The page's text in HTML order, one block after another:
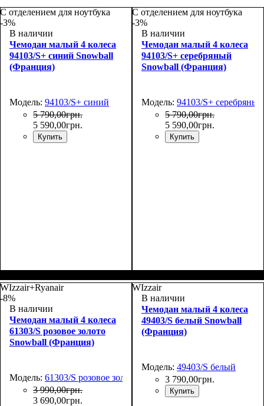
С отделением для ноутбука
-3%
В наличии
Чемодан малый 4 колеса
94103/S+ синий Snowball
(Франция)
Модель: 94103/S+ синий
5 790,00грн.
5 590,00грн.
Купить
55х39х22
С отделением для ноутбука
-3%
В наличии
Чемодан малый 4 колеса
94103/S+ серебряный
Snowball (Франция)
Модель: 94103/S+ серебряный
5 790,00грн.
5 590,00грн.
Купить
55х39х22
WIzzair+Ryanair
-8%
В наличии
Чемодан малый 4 колеса
61303/S розовое золото
Snowball (Франция)
Модель: 61303/S розовое золото
3 990,00грн.
3 690,00грн.
WIzzair
В наличии
Чемодан малый 4 колеса
49403/S белый Snowball
(Франция)
Модель: 49403/S белый
3 790,00грн.
Купить